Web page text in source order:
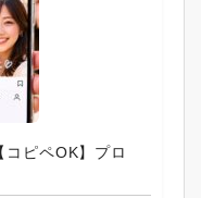
ピペOK】プロ